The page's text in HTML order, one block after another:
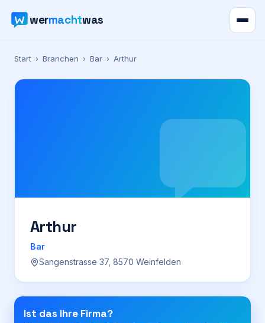
wermachtwas
Verzeichnis
Karte
Preise
Für Firmen
Login
Start › Branchen › Bar › Arthur
Arthur
Bar
Sangenstrasse 37, 8570 Weinfelden
Ist das Ihre Firma?